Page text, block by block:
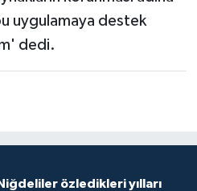
uygulamaya destek
dedi.
özledikleri yılları